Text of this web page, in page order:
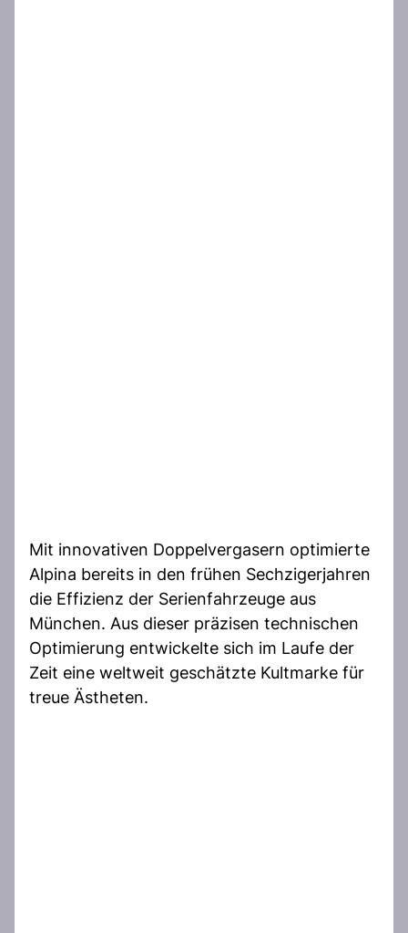
Mit innovativen Doppelvergasern optimierte
Alpina bereits in den frühen Sechzigerjahren
die Effizienz der Serienfahrzeuge aus
München. Aus dieser präzisen technischen
Optimierung entwickelte sich im Laufe der
Zeit eine weltweit geschätzte Kultmarke für
treue Ästheten.